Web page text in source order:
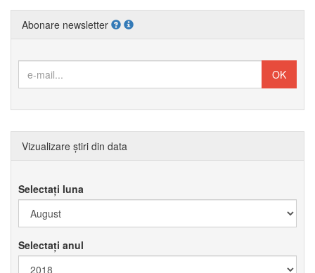
Abonare newsletter
Vizualizare știri din data
Selectați luna
Selectați anul